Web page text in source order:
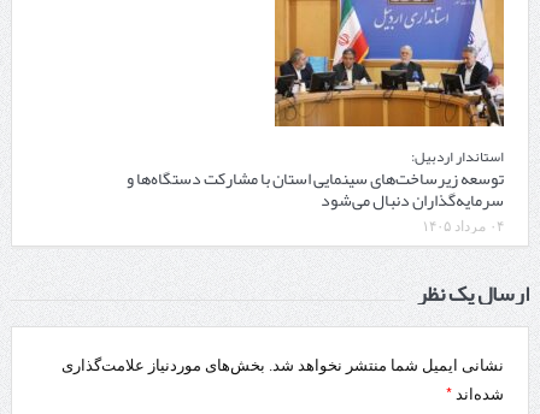
استاندار اردبیل:
توسعه زیرساخت‌های سینمایی استان با مشارکت دستگاه‌ها و
سرمایه‌گذاران دنبال می‌شود
۰۴ مرداد ۱۴۰۵
ارسال یک نظر
نشانی ایمیل شما منتشر نخواهد شد. بخش‌های موردنیاز علامت‌گذاری
شده‌اند *